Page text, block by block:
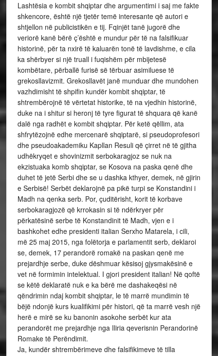
Lashtësia e kombit shqiptar dhe argumentimi i saj me fakte
shkencore, është një tjetër temë interesante që autori e
shtjellon në publicistikën e tij. Fqinjët tanë jugorë dhe
veriorë kanë bërë ç’është e mundur për të na falsifikuar
historinë, për ta nxirë të kaluarën tonë të lavdishme, e cila
ka shërbyer si një truall i fuqishëm për mbijetesë
kombëtare, përballë furisë së tërbuar asimiluese të
grekosllavizmit. Grekosllavët janë munduar dhe mundohen
vazhdimisht të shpifin kundër kombit shqiptar, të
shtrembërojnë të vërtetat historike, të na vjedhin historinë,
duke na i shitur si heronj të tyre figurat të shquara që kanë
dalë nga radhët e kombit shqiptar. Për ketë qëllim, ata
shfrytëzojnë edhe mercenarë shqiptarë, si pseudoprofesori
dhe pseudoakademiku Kapllan Resuli që çirret në të gjitha
udhëkryqet e shovinizmit serbokaragjoz se nuk na
ekzistuaka komb shqiptar, se Kosova na paska qenë dhe
duhet të jetë Serbi dhe se u dashka kthyer, demek, në gjirin
e Serbisë! Serbët deklarojnë pa pikë turpi se Konstandini i
Madh na qenka serb. Por, çuditërisht, korit të korbave
serbokaragjozë që krrokasin si të ndërkryer për
përkatësinë serbe të Konstandinit të Madh, vjen e i
bashkohet edhe presidenti italian Serxho Matarela, i cili,
më 25 maj 2015, nga folëtorja e parlamentit serb, deklaroi
se, demek, 17 perandorë romakë na paskan qenë me
prejardhje serbe, duke dëshmuar kësisoj gjysmakësinë e
vet në formimin intelektual. I gjori president italian! Në qoftë
se këtë deklaratë nuk e ka bërë me dashakeqësi në
qëndrimin ndaj kombit shqiptar, le të marrë mundimin të
bëjë ndonjë kurs kualifikimi për histori, që ta marrë vesh një
herë e mirë se ku banonin asokohe serbët kur ata
perandorët me prejardhje nga Iliria qeverisnin Perandorinë
Romake të Perëndimit.
Ja, kundër shtrembërimeve dhe falsifikimeve të tilla